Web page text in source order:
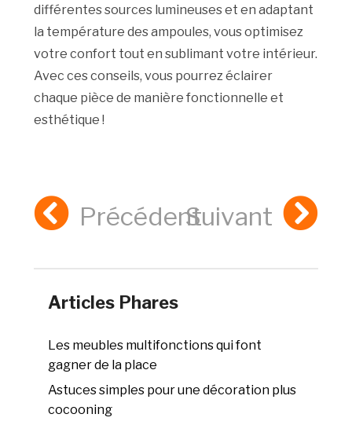
différentes sources lumineuses et en adaptant
la température des ampoules, vous optimisez
votre confort tout en sublimant votre intérieur.
Avec ces conseils, vous pourrez éclairer
chaque pièce de manière fonctionnelle et
esthétique !
PrécédentSuivant
Articles Phares
Les meubles multifonctions qui font
gagner de la place
Astuces simples pour une décoration plus
cocooning